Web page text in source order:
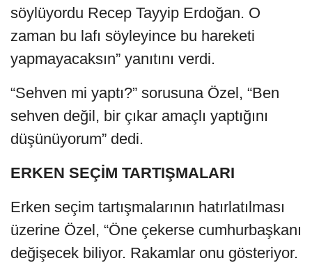
söylüyordu Recep Tayyip Erdoğan. O
zaman bu lafı söyleyince bu hareketi
yapmayacaksın” yanıtını verdi.
“Sehven mi yaptı?” sorusuna Özel, “Ben
sehven değil, bir çıkar amaçlı yaptığını
düşünüyorum” dedi.
ERKEN SEÇİM TARTIŞMALARI
Erken seçim tartışmalarının hatırlatılması
üzerine Özel, “Öne çekerse cumhurbaşkanı
değişecek biliyor. Rakamlar onu gösteriyor.